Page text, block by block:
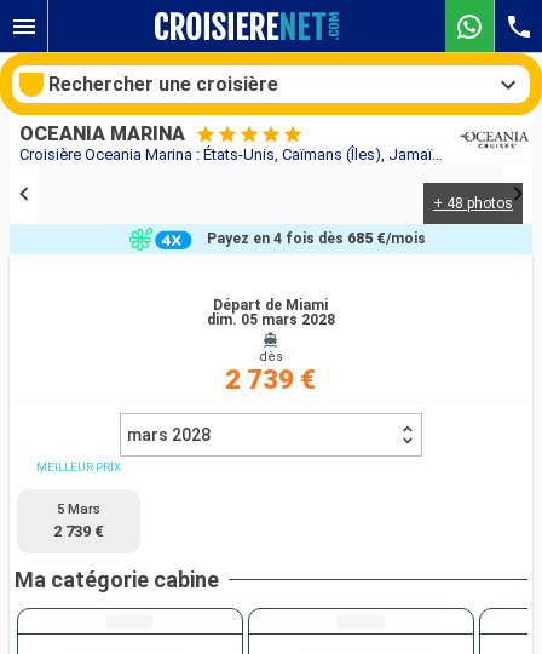
Croisière Oceania Marina : États-Unis, Caïmans (Îles), Jamaïque, Aruba, Colombie, Panama au départ de Miami
OCEANIA MARINA
+ 48 photos
Départ de Miami
dim. 05 mars 2028
dès
2 739 €
Payez en 4 fois dès 685 €/mois
mars 2028
MEILLEUR PRIX
5 Mars
2 739 €
Ma catégorie cabine
Rechercher une croisière
Compagnies
Rechercher